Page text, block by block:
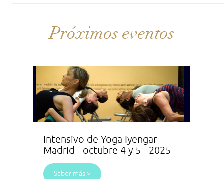
Próximos eventos
Intensivo de Yoga Iyengar
Madrid - octubre 4 y 5 - 2025
Saber más >